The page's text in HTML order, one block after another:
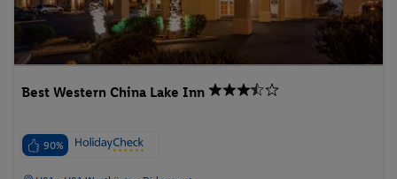
Best Western China Lake Inn
90%